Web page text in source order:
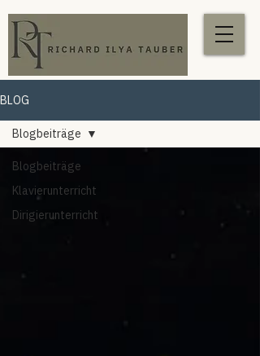
BLOG
Blogbeiträge
Klavierunterricht
Dirigierunterricht
Blogbeiträge